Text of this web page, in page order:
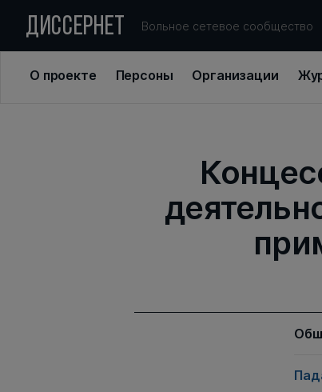
ДИССЕРНЕТ Вольное сетевое сообщество
О проекте Персоны Организации